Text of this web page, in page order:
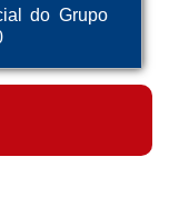
do Grupo
150L.